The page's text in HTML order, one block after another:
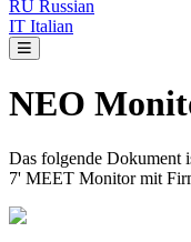
RU Russian
IT Italian
NEO
Das folgende Dokument
7' MEET Monitor mit